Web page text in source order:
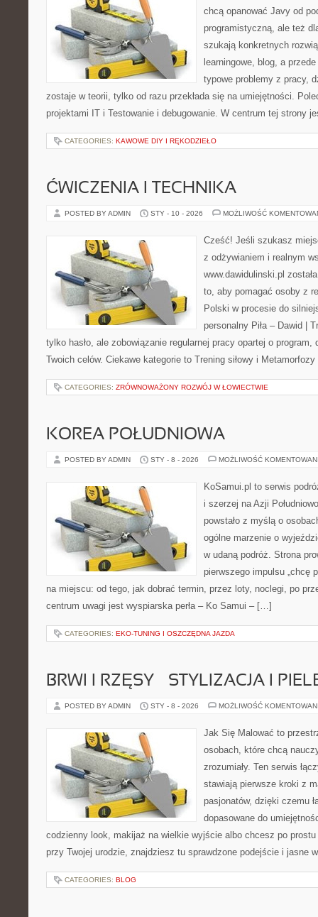
chcą opanować Javy od
programistyczną, ale też
szukają konkretnych
learningowe, blog, a
typowe problemy z pracy,
zostaje w teorii, tylko od razu przekłada się na umiejętności.
projektami IT i Testowanie i debugowanie. W centrum tej strony
CATEGORIES: KAWOWE DIY I RĘKODZIEŁO
ĆWICZENIA I TECHNIKA
POSTED BY ADMIN STY - 10 - 2026 MOŻLIWOŚĆ
Cześć! Jeśli szukasz
z odżywianiem i realnym
www.dawidulinski.pl
to, aby pomagać osoby z
Polski w procesie do
personalny Piła – Dawid |
tylko hasło, ale zobowiązanie regularnej pracy opartej o program,
Twoich celów. Ciekawe kategorie to Trening siłowy i
CATEGORIES: ZRÓWNOWAŻONY ROZWÓJ W ŁOWIECTWIE
KOREA POŁUDNIOWA
POSTED BY ADMIN STY - 8 - 2026 MOŻLIWOŚĆ
KoSamui.pl to serwis
i szerzej na Azji
powstało z myślą o
ogólne marzenie o
w udaną podróż. Strona
pierwszego impulsu „chcę
na miejscu: od tego, jak dobrać termin, przez loty, noclegi, po
centrum uwagi jest wyspiarska perła – Ko Samui – […]
CATEGORIES: EKO-TUNING I OSZCZĘDNA JAZDA
BRWI I RZĘSY – STYLIZACJA I
POSTED BY ADMIN STY - 8 - 2026 MOŻLIWOŚĆ
Jak Się Malować to
osobach, które chcą
zrozumiały. Ten serwis
stawiają pierwsze kroki z
pasjonatów, dzięki czemu
dopasowane do
codzienny look, makijaż na wielkie wyjście albo chcesz po prostu
przy Twojej urodzie, znajdziesz tu sprawdzone podejście i jasne
CATEGORIES: BLOG